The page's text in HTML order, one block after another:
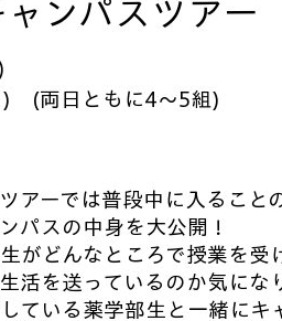
ャンパスツアー
) (両日ともに4～5組)
アーでは普段中に入ること
パスの中身を大公開！
がどんなところで授業を受
活を送っているのか気にな
ている薬学部生と一緒にキ